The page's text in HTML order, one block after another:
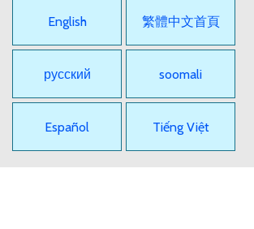
English 繁體中文首頁
русский soomali
Español Tiếng Việt